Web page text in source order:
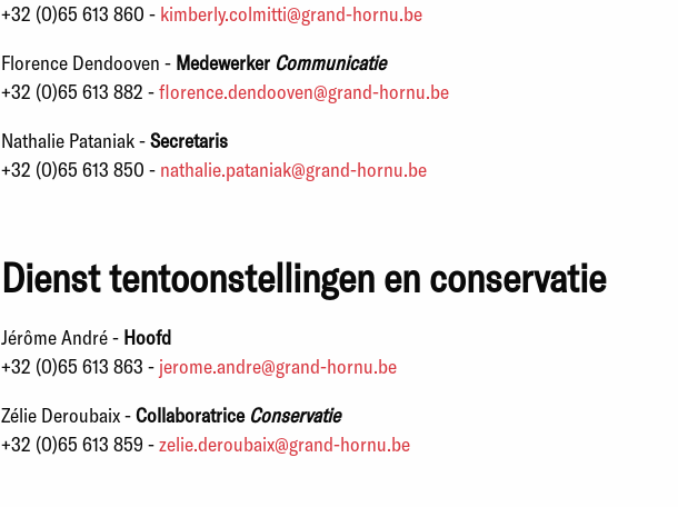
+32 (0)65 613 860 - kimberly.colmitti@grand-hornu.be
Florence Dendooven - Medewerker Communicatie
+32 (0)65 613 882 -florence.dendooven@grand-hornu.be
Nathalie Pataniak-Secretaris
+32 (0)65 613 850 - nathalie.pataniak@grand-hornu.be
Dienst tentoonstellingen en conservatie
Jérôme André - Hoofd
+32 (0)65 613 863 - jerome.andre@grand-hornu.be
Zélie Deroubaix -Collaboratrice Conservatie
+32 (0)65 613 859 -zelie.deroubaix@grand-hornu.be